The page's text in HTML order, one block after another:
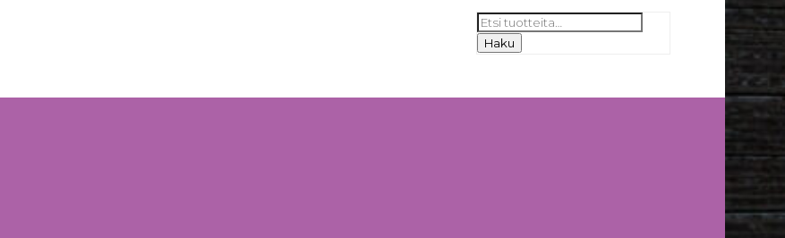
Etsi:
Haku